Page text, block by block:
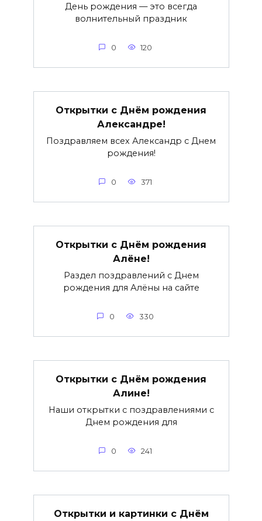
День рождения — это всегда
волнительный праздник
0 120
Открытки с Днём рождения
Александре!
Поздравляем всех Александр с Днем
рождения!
0 371
Открытки с Днём рождения
Алёне!
Раздел поздравлений с Днем
рождения для Алёны на сайте
0 330
Открытки с Днём рождения
Алине!
Наши открытки с поздравлениями с
Днем рождения для
0 241
Открытки и картинки с Днём